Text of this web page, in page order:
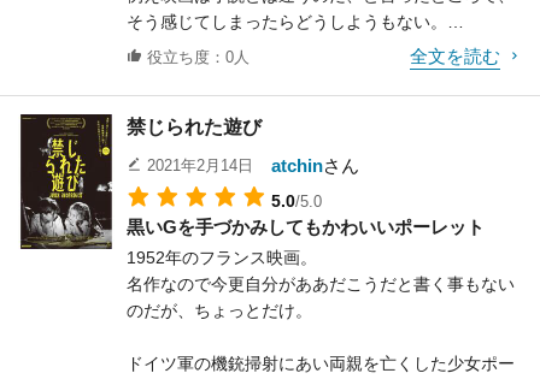
り、この映画を観た後、You Tubeで
元の映像を見るとその再現度合いが分かって更に面
白くなり、
エンディングの「 Don't Stop Me Now」を演奏する
クイーンも良い。
やはり楽曲の良さが映画全体の底上げをしていると
いうことなのだろう。
そう感じてしまったらどうしようもない。
そんな中、原作よりも映画の方が面白い、
とまず間違いなくほとんどの人が言うであろう映画
もある。
その代表格がおそらく「サイコ」と「ジョーズ」だ
ろう。
そしてこの映画、「シャイニング」も、おそらくほ
とんどの人が
映画の方に軍配を挙げるのではないだろうか。
原作は言わずと知れたスティーヴン・キングの名作
だ。
イニングとは、超能力のことだ。
役立ち度：0人 全文を読む
禁じられた遊び
2021年2月14日 atchinさん
5.0/5.0
黒いGを手づかみしてもかわいいポーレット
1952年のフランス映画。
名作なので今更自分がああだこうだと書く事もない
のだが、ちょっとだけ。
ドイツ軍の機銃掃射にあい両親を亡くした少女ポー